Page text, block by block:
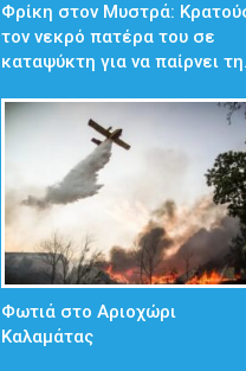
Φρίκη στον Μυστρά:
τον νεκρό πατέρα του σε
καταψύκτη για να παίρνει
Φωτιά στο Αριοχώρι
Καλαμάτας